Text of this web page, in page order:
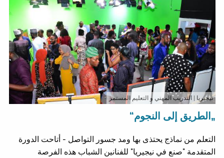
نيجيريا | التدريب المهني و التعليم المستمر
„الطريق إلى النجوم“
التعلم من نماذج يحتذى بها ومد جسور التواصل - أتاحت الدورة
المتقدمة "صنع في نيجيريا" للفنانين الشباب هذه الفرصة